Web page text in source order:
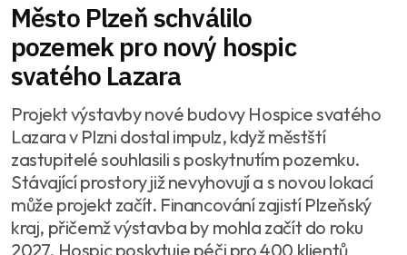
Město Plzeň schválilo
pozemek pro nový hospic
svatého Lazara
Projekt výstavby nové budovy Hospice svatého
Lazara v Plzni dostal impulz, když městští
zastupitelé souhlasili s poskytnutím pozemku.
Stávající prostory již nevyhovují a s novou lokací
může projekt začít. Financování zajistí Plzeňský
kraj, přičemž výstavba by mohla začít do roku
2027. Hospic poskytuje péči pro 400 klientů